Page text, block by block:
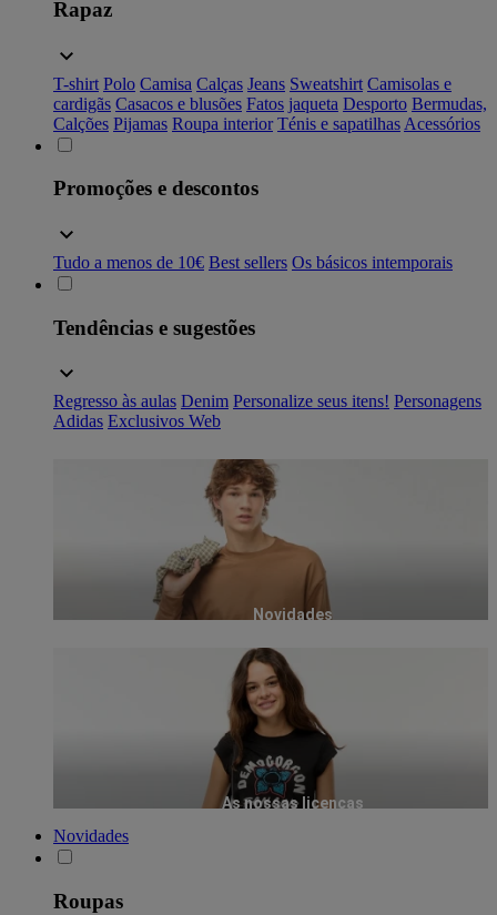
Rapaz
T-shirt Polo Camisa Calças Jeans Sweatshirt Camisolas e
cardigãs Casacos e blusões Fatos jaqueta Desporto Bermudas,
Calções Pijamas Roupa interior Ténis e sapatilhas Acessórios
Promoções e descontos
Tudo a menos de 10€ Best sellers Os básicos intemporais
Tendências e sugestões
Regresso às aulas Denim Personalize seus itens! Personagens
Adidas Exclusivos Web
Novidades
As nossas licenças
Novidades
Roupas